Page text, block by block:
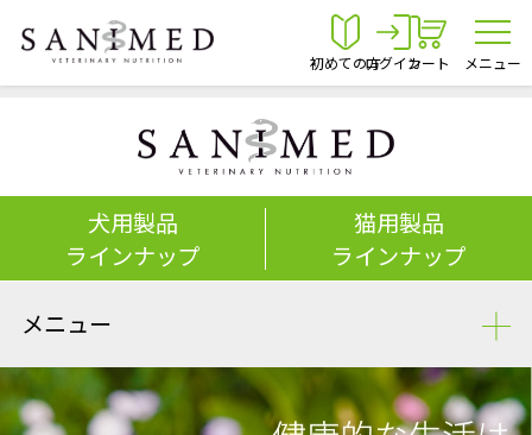
初めての方ログインカート メニュー
犬用製品
ラインナップ
猫用製品
ラインナップ
メニュー